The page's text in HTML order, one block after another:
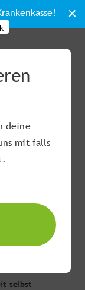
deine
mit falls
selbst